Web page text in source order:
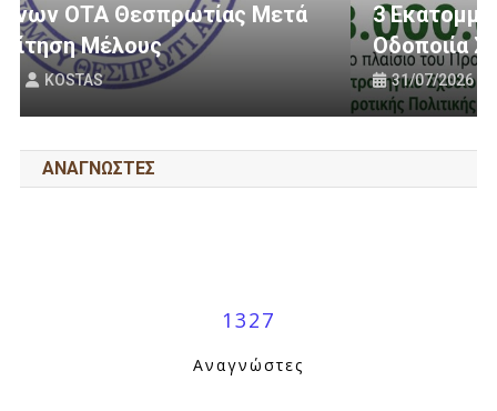
3 Εκατομμύρια Ευρώ Για Αγροτική
Οδοποιία Στον Δήμο Ηγουμενίτσας
31/07/2026 KOSTAS
ΑΝΑΓΝΩΣΤΕΣ
1327
Αναγνώστες